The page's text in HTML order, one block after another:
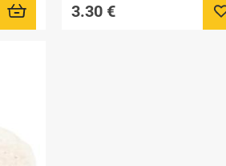
στα αγαπημένα μου
3.30 €